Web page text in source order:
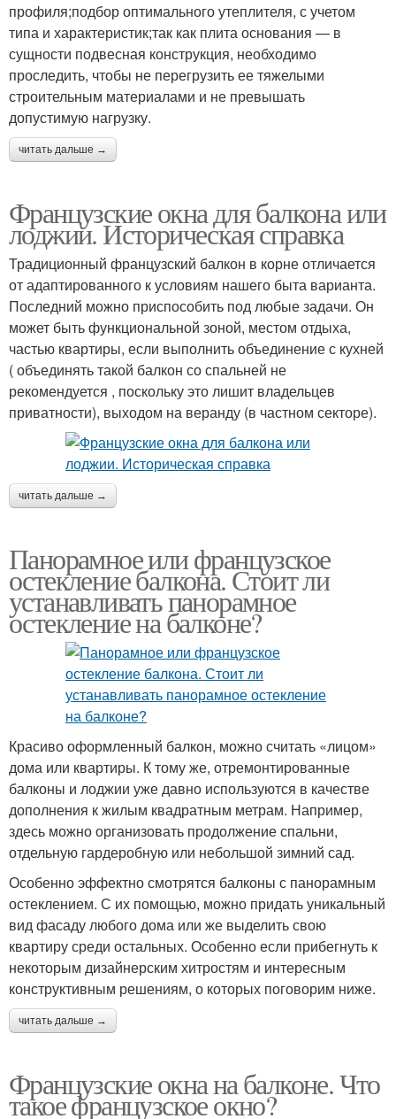
профиля;подбор оптимального утеплителя, с учетом
типа и характеристик;так как плита основания — в
сущности подвесная конструкция, необходимо
проследить, чтобы не перегрузить ее тяжелыми
строительным материалами и не превышать
допустимую нагрузку.
читать дальше →
Французские окна для балкона или
лоджии. Историческая справка
Традиционный французский балкон в корне отличается
от адаптированного к условиям нашего быта варианта.
Последний можно приспособить под любые задачи. Он
может быть функциональной зоной, местом отдыха,
частью квартиры, если выполнить объединение с кухней
( объединять такой балкон со спальней не
рекомендуется , поскольку это лишит владельцев
приватности), выходом на веранду (в частном секторе).
читать дальше →
Панорамное или французское
остекление балкона. Стоит ли
устанавливать панорамное
остекление на балконе?
Красиво оформленный балкон, можно считать «лицом»
дома или квартиры. К тому же, отремонтированные
балконы и лоджии уже давно используются в качестве
дополнения к жилым квадратным метрам. Например,
здесь можно организовать продолжение спальни,
отдельную гардеробную или небольшой зимний сад.
Особенно эффектно смотрятся балконы с панорамным
остеклением. С их помощью, можно придать уникальный
вид фасаду любого дома или же выделить свою
квартиру среди остальных. Особенно если прибегнуть к
некоторым дизайнерским хитростям и интересным
конструктивным решениям, о которых поговорим ниже.
читать дальше →
Французские окна на балконе. Что
такое французское окно?